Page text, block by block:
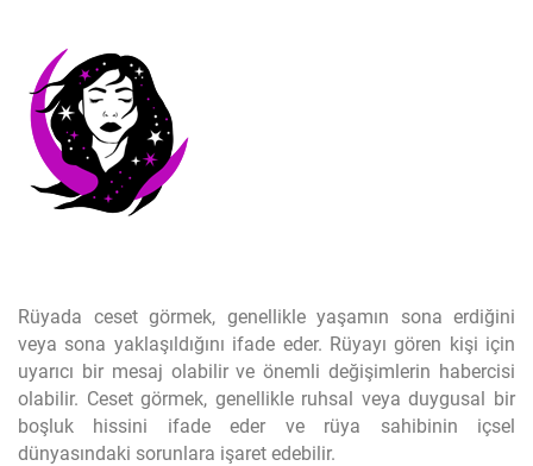
Rüyada ceset görmek, genellikle yaşamın sona erdiğini
veya sona yaklaşıldığını ifade eder. Rüyayı gören kişi için
uyarıcı bir mesaj olabilir ve önemli değişimlerin habercisi
olabilir. Ceset görmek, genellikle ruhsal veya duygusal bir
boşluk hissini ifade eder ve rüya sahibinin içsel
dünyasındaki sorunlara işaret edebilir.